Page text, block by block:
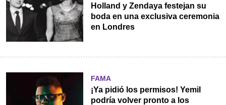
Holland y Zendaya festejan su
boda en una exclusiva ceremonia
en Londres
FAMA
¡Ya pidió los permisos! Yemil
podría volver pronto a los